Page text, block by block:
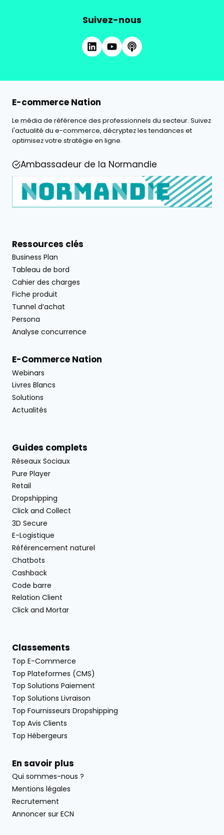
Suivez-nous
E-commerce Nation
Le média de référence des professionnels du secteur. Suivez
l'actualité du e-commerce, décryptez les tendances et
optimisez votre stratégie en ligne.
Ambassadeur de la Normandie
Ressources clés
Business Plan
Tableau de bord
Cahier des charges
Fiche produit
Tunnel d’achat
Persona
Analyse concurrence
E-Commerce Nation
Webinars
Livres Blancs
Solutions
Actualités
Guides complets
Réseaux Sociaux
Pure Player
Retail
Dropshipping
Click and Collect
3D Secure
E-Logistique
Référencement naturel
Chatbots
Cashback
Code barre
Relation Client
Click and Mortar
Classements
Top E-Commerce
Top Plateformes (CMS)
Top Solutions Paiement
Top Solutions Livraison
Top Fournisseurs Dropshipping
Top Avis Clients
Top Hébergeurs
En savoir plus
Qui sommes-nous ?
Mentions légales
Recrutement
Annoncer sur ECN